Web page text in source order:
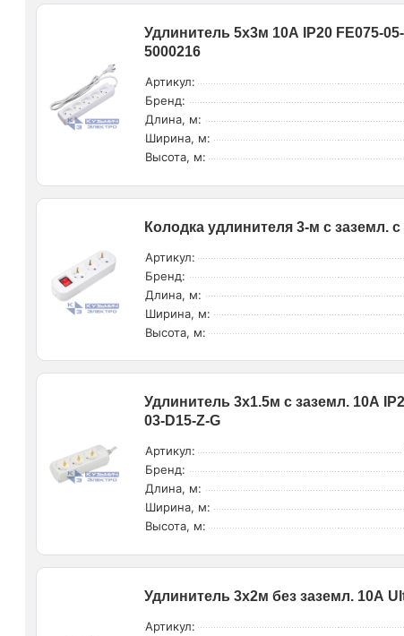
Удлинитель 5х3м 10А IP20 FE075-
5000216
Артикул:
Бренд:
Длина, м:
Ширина, м:
Высота, м:
Колодка удлинителя 3-м с заземл.
Артикул:
Бренд:
Длина, м:
Ширина, м:
Высота, м:
Удлинитель 3х1.5м с заземл. 10А
03-D15-Z-G
Артикул:
Бренд:
Длина, м:
Ширина, м:
Высота, м:
Удлинитель 3х2м без заземл. 10А
Артикул: